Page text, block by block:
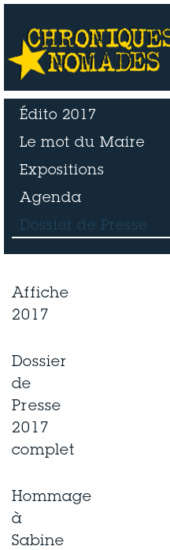
Édito 2017
Le mot du Maire
Expositions
Agenda
Dossier de Presse
Affiche
2017
Dossier
de
Presse
2017
complet
Hommage
à
Sabine